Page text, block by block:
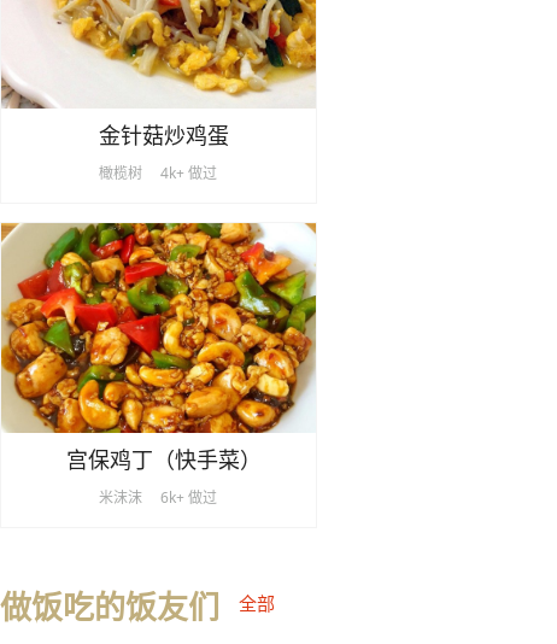
金针菇炒鸡蛋
橄榄树 4k+ 做过
宫保鸡丁（快手菜）
米沫沫 6k+ 做过
做饭吃的饭友们 全部